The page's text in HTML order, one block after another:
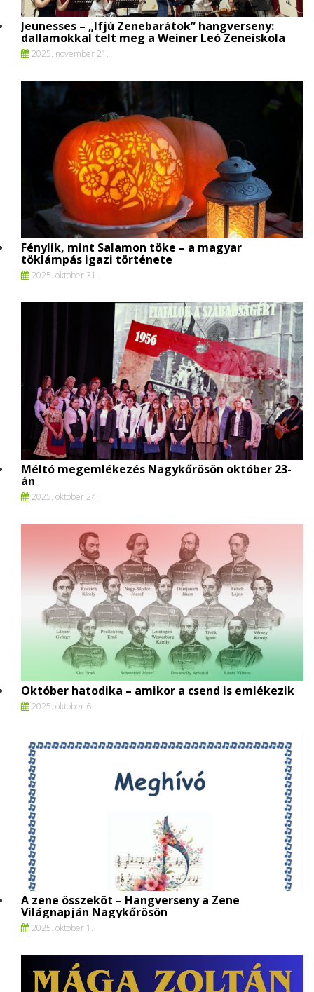
Jeunesses – „Ifjú Zenebarátok” hangverseny:
dallamokkal telt meg a Weiner Leó Zeneiskola
2025. november 21.
Fénylik, mint Salamon töke – a magyar
töklámpás igazi története
2025. oktober 31.
Méltó megemlékezés Nagykőrösön október 23-
án
2025. oktober 24.
Október hatodika – amikor a csend is emlékezik
2025. oktober 6.
A zene összeköt – Hangverseny a Zene
Világnapján Nagykőrösön
2025. oktober 1.